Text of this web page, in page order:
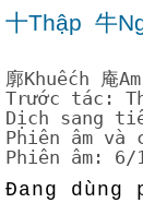
十Thập 牛
廓Khuếch 庵
Trước tác:
Dịch sang
Phiên âm và
Phiên âm:
Đang dùng